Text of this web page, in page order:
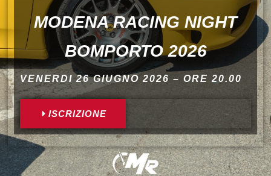
MODENA RACING NIGHT
BOMPORTO 2026
VENERDI 26 GIUGNO 2026 – ORE 20.00
ISCRIZIONE